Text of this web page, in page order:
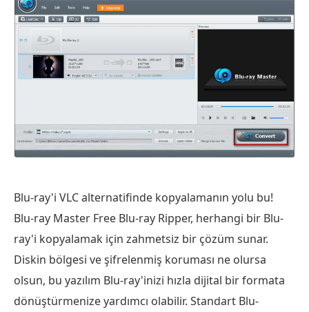
Blu-ray'i VLC alternatifinde kopyalamanın yolu bu!
Blu-ray Master Free Blu-ray Ripper, herhangi bir Blu-
ray'i kopyalamak için zahmetsiz bir çözüm sunar.
Diskin bölgesi ve şifrelenmiş koruması ne olursa
olsun, bu yazılım Blu-ray'inizi hızla dijital bir formata
dönüştürmenize yardımcı olabilir. Standart Blu-